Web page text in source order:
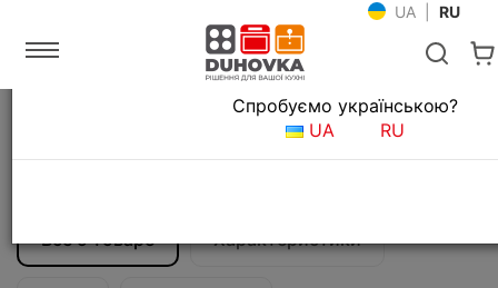
UA RU
Мойки и смесители Кухонные мойки
Кухонная мойка Franke Maris MRG 110-52
Все о товаре Характеристики
Язык магазина
Спробуємо українською?
UA
RU